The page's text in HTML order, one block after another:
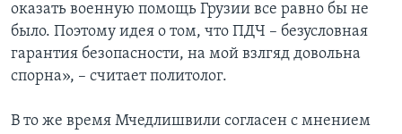
оказать военную помощь Грузии все равно бы не
было. Поэтому идея о том, что ПДЧ – безусловная
гарантия безопасности, на мой взлгяд довольна
спорна», – считает политолог.
В то же время Мчедлишвили согласен с мнением